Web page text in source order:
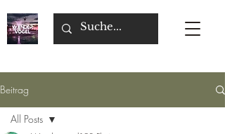
Beitrag
All Posts